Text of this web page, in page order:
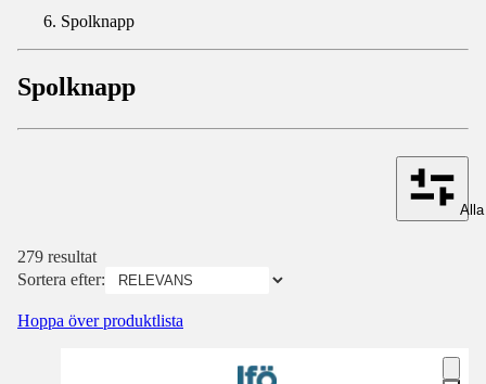
Spolknapp
Spolknapp
279 resultat
Sortera efter:
Hoppa över produktlista